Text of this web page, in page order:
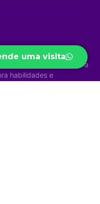
uma visita
que desenvolve a
habilidades e